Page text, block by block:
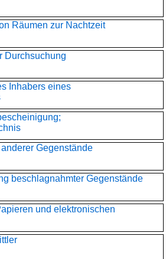
Räumen zur Nachtzeit
Durchsuchung
Inhabers eines
Gegenstände
beschlagnahmter Gegenstände
und elektronischen